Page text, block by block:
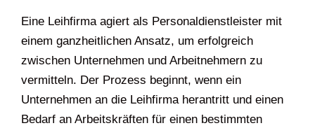
Eine Leihfirma agiert als Personaldienstleister mit
einem ganzheitlichen Ansatz, um erfolgreich
zwischen Unternehmen und Arbeitnehmern zu
vermitteln. Der Prozess beginnt, wenn ein
Unternehmen an die Leihfirma herantritt und einen
Bedarf an Arbeitskräften für einen bestimmten